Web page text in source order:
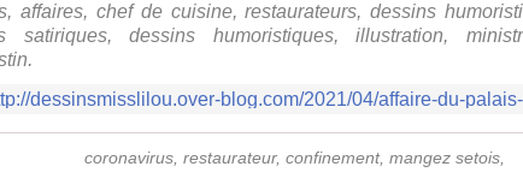
affaires, chef de cuisine, restaurateurs, dessins
satiriques, dessins humoristiques, illustration,
dessinsmisslilou.over-blog.com/2021/04/affaire-du-
coronavirus, restaurateur, confinement, mangez setois,